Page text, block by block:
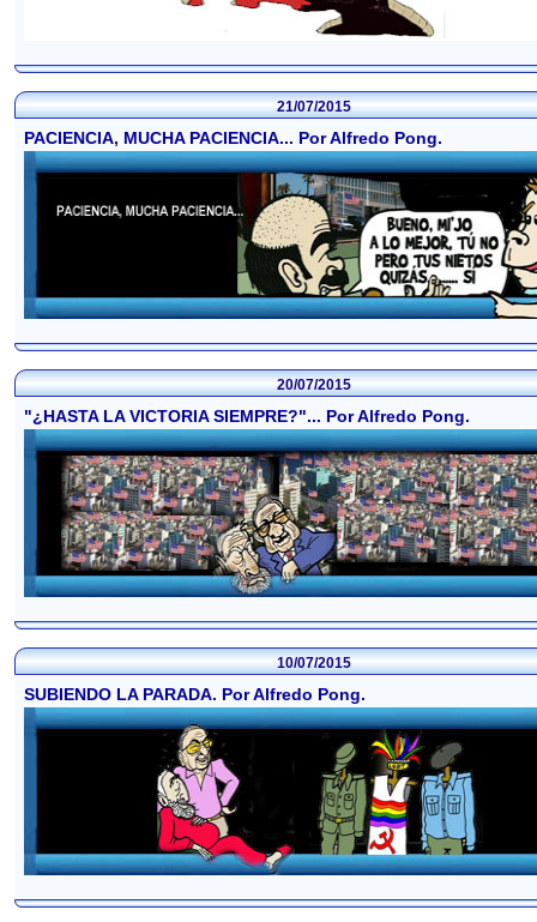
21/07/2015
PACIENCIA, MUCHA PACIENCIA... Por Alfredo Pong.
20/07/2015
"¿HASTA LA VICTORIA SIEMPRE?"... Por Alfredo Pong.
10/07/2015
SUBIENDO LA PARADA. Por Alfredo Pong.